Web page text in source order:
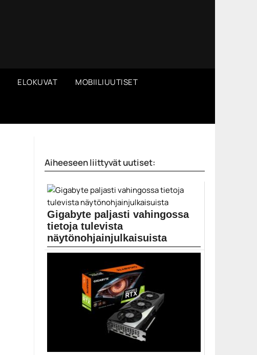
ELOKUVAT MOBIILIUUTISET
Aiheeseen liittyvät uutiset:
Gigabyte paljasti vahingossa
tietoja tulevista
näytönohjainjulkaisuista
julkaisemattomat GeForce RTX 3060...
Geforce RTX 3060